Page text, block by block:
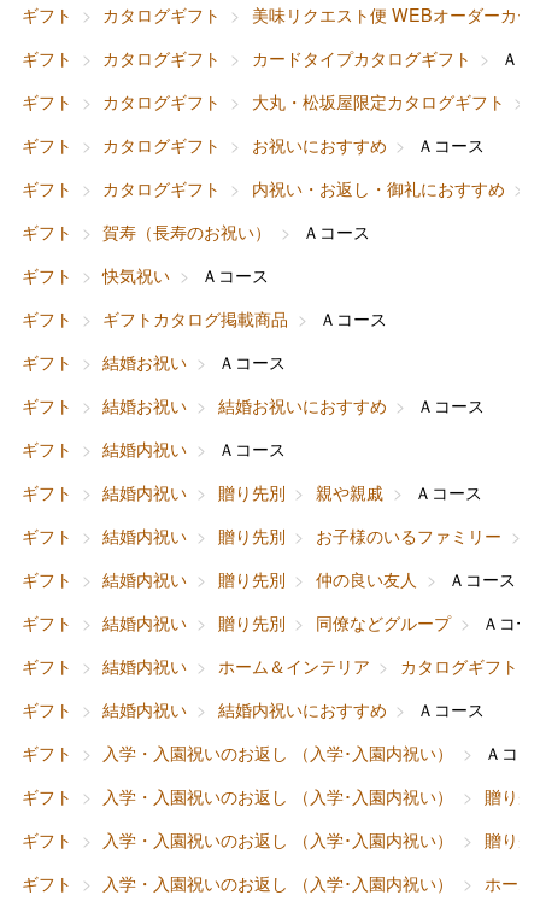
ギフト
カタログギフト
美味リクエスト便 WEBオーダーカー
ギフト
カタログギフト カードタイプカタログギフト
Ａ
ギフト
カタログギフト 大丸・松坂屋限定カタログギフト
ギフト
カタログギフト お祝いにおすすめ
Ａコース
ギフト
カタログギフト 内祝い・お返し・御礼におすすめ
ギフト
賀寿（長寿のお祝い）
Ａコース
ギフト
快気祝い
Ａコース
ギフト
ギフトカタログ掲載商品
Ａコース
ギフト
結婚お祝い
Ａコース
ギフト
結婚お祝い 結婚お祝いにおすすめ
Ａコース
ギフト
結婚内祝い
Ａコース
ギフト
結婚内祝い 贈り先別 親や親戚
Ａコース
ギフト
結婚内祝い 贈り先別 お子様のいるファミリー
ギフト
結婚内祝い 贈り先別 仲の良い友人
Ａコース
ギフト
結婚内祝い 贈り先別 同僚などグループ
Ａコー
ギフト
結婚内祝い ホーム＆インテリア
カタログギフト
ギフト
結婚内祝い 結婚内祝いにおすすめ
Ａコース
ギフト
入学・入園祝いのお返し （入学･入園内祝い）
Ａコー
ギフト
入学・入園祝いのお返し （入学･入園内祝い）
贈り先
ギフト
入学・入園祝いのお返し （入学･入園内祝い）
贈り先
ギフト
入学・入園祝いのお返し （入学･入園内祝い）
ホー